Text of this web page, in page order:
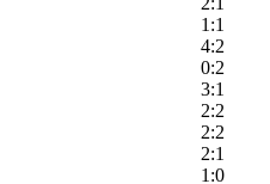
1:1
4:2
0:2
3:1
2:2
2:2
2:1
1:0